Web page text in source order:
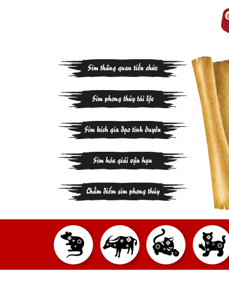
Sim thăng quan tiến chức
Sim phong thủy tài lộc
Sim kích gia đạo tình duyên
Sim hóa giải vận hạn
Chấm điểm sim phong thủy